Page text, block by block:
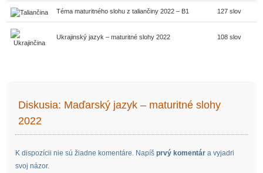
Téma maturitného slohu z taliančiny 2022 – B1 127 slov
Ukrajinský jazyk – maturitné slohy 2022 108 slov
Diskusia: Maďarský jazyk – maturitné slohy
2022
K dispozícii nie sú žiadne komentáre. Napíš prvý komentár a vyjadri
svoj názor.